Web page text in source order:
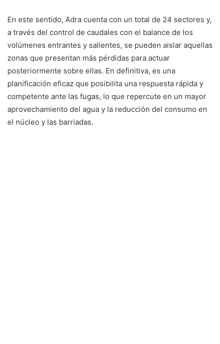
En este sentido, Adra cuenta con un total de 24 sectores y,
a través del control de caudales con el balance de los
volúmenes entrantes y salientes, se pueden aislar aquellas
zonas que presentan más pérdidas para actuar
posteriormente sobre ellas. En definitiva, es una
planificación eficaz que posibilita una respuesta rápida y
competente ante las fugas, lo que repercute en un mayor
aprovechamiento del agua y la reducción del consumo en
el núcleo y las barriadas.